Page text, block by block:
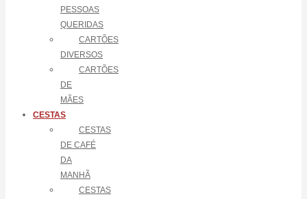
PESSOAS
QUERIDAS
CARTÕES
DIVERSOS
CARTÕES
DE
MÃES
CESTAS
CESTAS
DE CAFÉ
DA
MANHÃ
CESTAS